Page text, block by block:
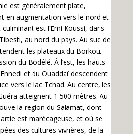
est généralement plate,
en augmentation vers le nord et
culminant est l’Emi Koussi, dans
au nord du pays. Au sud de
les plateaux du Borkou,
du Bodélé. À l’est, les hauts
et du Ouaddaï descendent
vers le lac Tchad. Au centre, les
atteignent 1 500 mètres. Au
la region du Salamat, dont
est marécageuse, et où se
des cultures vivrières, de la